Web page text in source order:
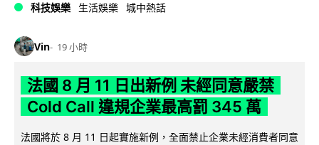
科技娛樂 生活娛樂 城中熱話
Vin 19 小時
法國 8 月 11 日出新例 未經同意嚴禁
Cold Call 違規企業最高罰 345 萬
法國將於 8 月 11 日起實施新例，全面禁止企業未經消費者同意